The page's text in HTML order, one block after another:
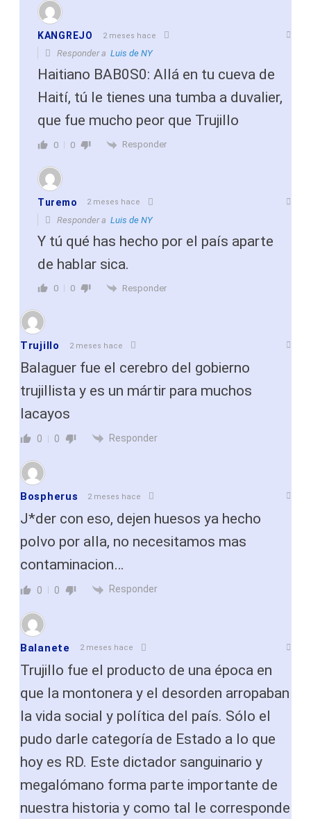
KANGREJO 2 meses hace
Responder a Luis de NY
Haitiano BAB0S0: Allá en tu cueva de
Haití, tú le tienes una tumba a duvalier,
que fue mucho peor que Trujillo
0 0 Responder
Turemo 2 meses hace
Responder a Luis de NY
Y tú qué has hecho por el país aparte
de hablar sica.
0 0 Responder
Trujillo 2 meses hace
Balaguer fue el cerebro del gobierno
trujillista y es un mártir para muchos
lacayos
0 0 Responder
Bospherus 2 meses hace
J*der con eso, dejen huesos ya hecho
polvo por alla, no necesitamos mas
contaminacion…
0 0 Responder
Balanete 2 meses hace
Trujillo fue el producto de una época en
que la montonera y el desorden arropaban
la vida social y política del país. Sólo el
pudo darle categoría de Estado a lo que
hoy es RD. Este dictador sanguinario y
megalómano forma parte importante de
nuestra historia y como tal le corresponde